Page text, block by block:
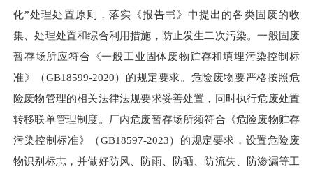
化”处理处置原则，落实《报告书》中提出的各类固废的收
集、处理处置和综合利用措施，防止发生二次污染。一般固废
暂存场所应符合《一般工业固体废物贮存和填埋污染控制标
准》（GB18599-2020）的规定要求。危险废物要严格按照危
险废物管理的相关法律法规要求妥善处置，同时执行危废处置
转移联单管理制度。厂内危废暂存场所须符合《危险废物贮存
污染控制标准》（GB18597-2023）的规定要求，设置危险废
物识别标志，并做好防风、防雨、防晒、防流失、防渗漏等工